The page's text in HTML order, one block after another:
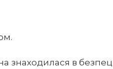
знаходилася в